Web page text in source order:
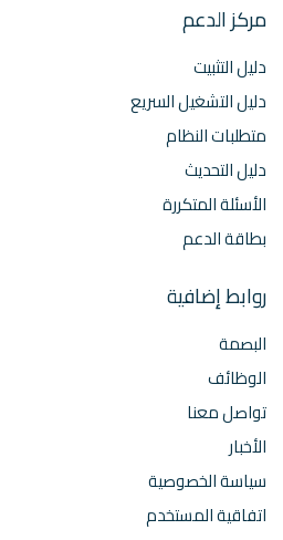
مركز الدعم
دليل التثبيت
دليل التشغيل السريع
متطلبات النظام
دليل التحديث
الأسئلة المتكررة
بطاقة الدعم
روابط إضافية
البصمة
الوظائف
تواصل معنا
الأخبار
سياسة الخصوصية
اتفاقية المستخدم